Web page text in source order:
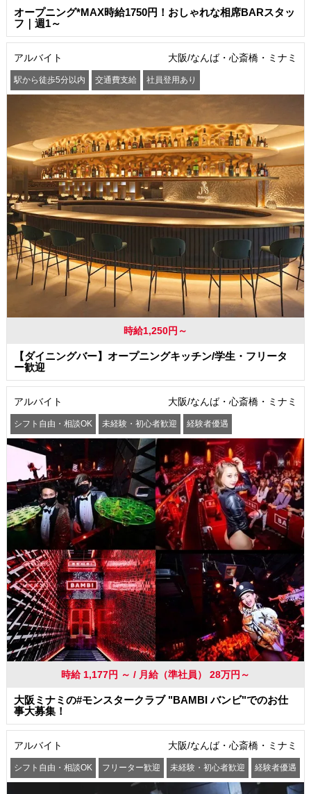
オープニング*MAX時給1750円！おしゃれな相席BARスタッ
フ｜週1～
アルバイト 大阪/なんば・心斎橋・ミナミ
駅から徒歩5分以内 交通費支給 社員登用あり
時給1,250円～
【ダイニングバー】オープニングキッチン/学生・フリータ
ー歓迎
アルバイト 大阪/なんば・心斎橋・ミナミ
シフト自由・相談OK 未経験・初心者歓迎 経験者優遇
駅から徒歩5分以内 交通費支給 社員登用あり
時給 1,177円 ～ / 月給（準社員） 28万円～
大阪ミナミの#モンスタークラブ "BAMBI バンビ"でのお仕
事大募集！
アルバイト 大阪/なんば・心斎橋・ミナミ
シフト自由・相談OK フリーター歓迎 未経験・初心者歓迎 経験者優遇